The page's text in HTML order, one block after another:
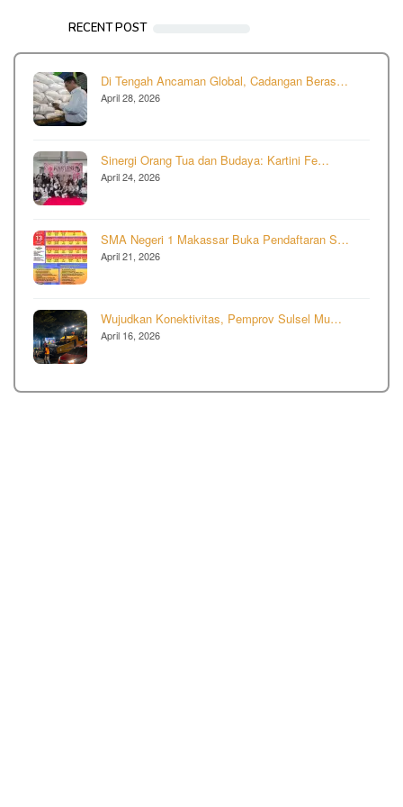
RECENT POST
Di Tengah Ancaman Global, Cadangan Beras…
April 28, 2026
Sinergi Orang Tua dan Budaya: Kartini Fe…
April 24, 2026
SMA Negeri 1 Makassar Buka Pendaftaran S…
April 21, 2026
Wujudkan Konektivitas, Pemprov Sulsel Mu…
April 16, 2026